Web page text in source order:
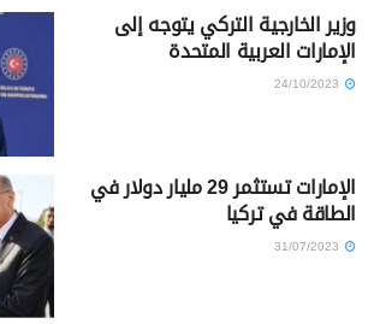
وزير الخارجية التركي يتوجه إلى
الإمارات العربية المتحدة
الإمارات تستثمر 29 مليار دولار في
الطاقة في تركيا